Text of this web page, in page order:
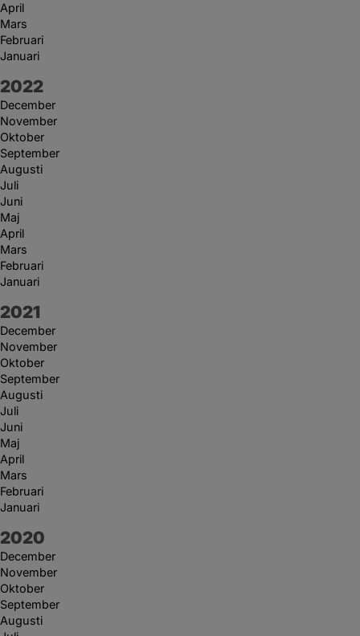
April
Mars
Februari
Januari
År:
2022
December
November
Oktober
September
Augusti
Juli
Juni
Maj
April
Mars
Februari
Januari
År:
2021
December
November
Oktober
September
Augusti
Juli
Juni
Maj
April
Mars
Februari
Januari
År:
2020
December
November
Oktober
September
Augusti